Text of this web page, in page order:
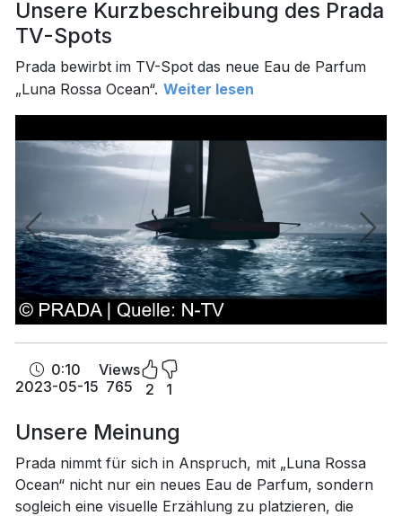
Unsere Kurzbeschreibung des Prada
TV-Spots
Prada bewirbt im TV-Spot das neue Eau de Parfum
„Luna Rossa Ocean“. Weiter lesen
0:10
2023-05-15
Views
765
2 1
Unsere Meinung
Prada nimmt für sich in Anspruch, mit „Luna Rossa
Ocean“ nicht nur ein neues Eau de Parfum, sondern
sogleich eine visuelle Erzählung zu platzieren, die